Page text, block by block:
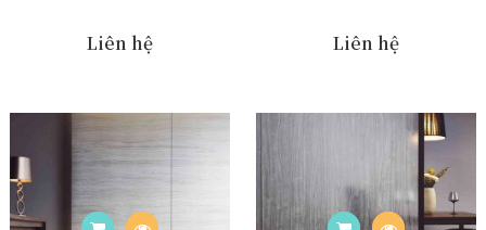
Liên hệ Liên hệ